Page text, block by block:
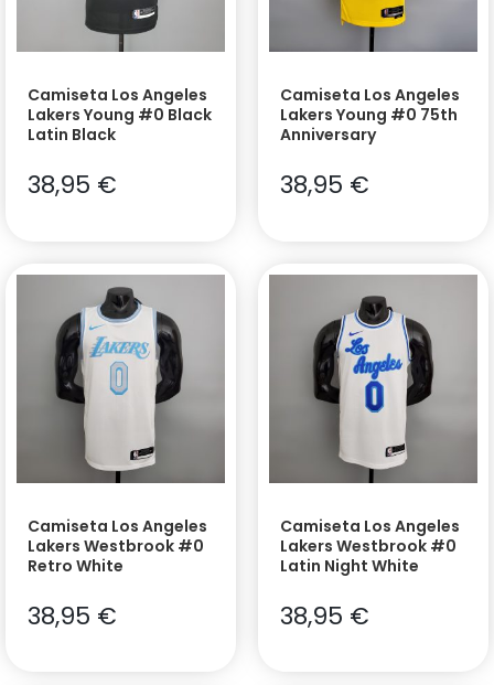
Camiseta Los Angeles
Lakers Young #0 Black
Latin Black
38,95 €
Camiseta Los Angeles
Lakers Young #0 75th
Anniversary
38,95 €
Camiseta Los Angeles
Lakers Westbrook #0
Retro White
38,95 €
Camiseta Los Angeles
Lakers Westbrook #0
Latin Night White
38,95 €